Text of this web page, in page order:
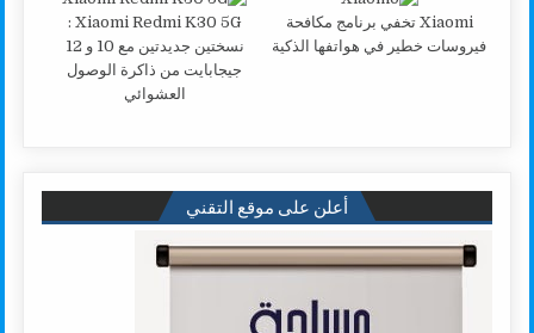
Xiaomi تخفي برنامج مكافحة
فيروسات خطير في هواتفها الذكية
Xiaomi Redmi K30 5G :
نسختين جديدتين مع 10 و 12
جيجابايت من ذاكرة الوصول
العشوائي
أعلن على موقع التقني